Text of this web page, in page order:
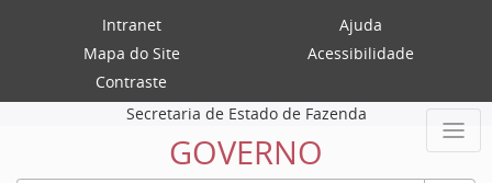
Intranet
Ajuda
Mapa do Site
Acessibilidade
Contraste
Secretaria de Estado de Fazenda
GOVERNO